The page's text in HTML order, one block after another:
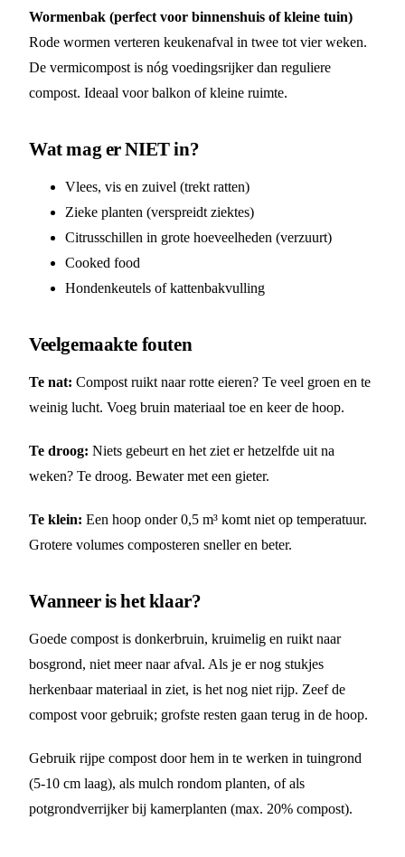
Wormenbak (perfect voor binnenshuis of kleine tuin)
Rode wormen verteren keukenafval in twee tot vier weken.
De vermicompost is nóg voedingsrijker dan reguliere
compost. Ideaal voor balkon of kleine ruimte.
Wat mag er NIET in?
Vlees, vis en zuivel (trekt ratten)
Zieke planten (verspreidt ziektes)
Citrusschillen in grote hoeveelheden (verzuurt)
Cooked food
Hondenkeutels of kattenbakvulling
Veelgemaakte fouten
Te nat: Compost ruikt naar rotte eieren? Te veel groen en te
weinig lucht. Voeg bruin materiaal toe en keer de hoop.
Te droog: Niets gebeurt en het ziet er hetzelfde uit na
weken? Te droog. Bewater met een gieter.
Te klein: Een hoop onder 0,5 m³ komt niet op temperatuur.
Grotere volumes composteren sneller en beter.
Wanneer is het klaar?
Goede compost is donkerbruin, kruimelig en ruikt naar
bosgrond, niet meer naar afval. Als je er nog stukjes
herkenbaar materiaal in ziet, is het nog niet rijp. Zeef de
compost voor gebruik; grofste resten gaan terug in de hoop.
Gebruik rijpe compost door hem in te werken in tuingrond
(5-10 cm laag), als mulch rondom planten, of als
potgrondverrijker bij kamerplanten (max. 20% compost).